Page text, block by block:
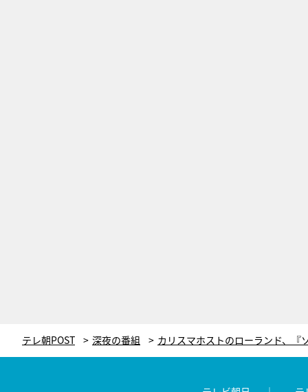
テレ朝POST 深夜の番組